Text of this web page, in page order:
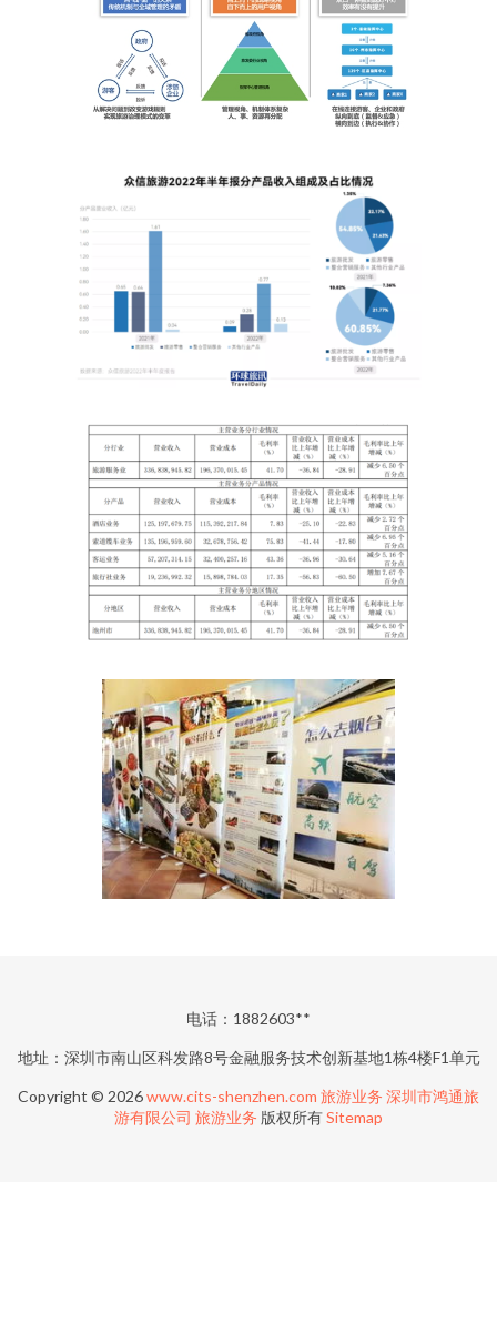
电话：1882603**
地址：深圳市南山区科发路8号金融服务技术创新基地1栋4楼F1单元
Copyright © 2026www.cits-shenzhen.com 旅游业务 深圳市鸿通旅
游有限公司 旅游业务 版权所有Sitemap